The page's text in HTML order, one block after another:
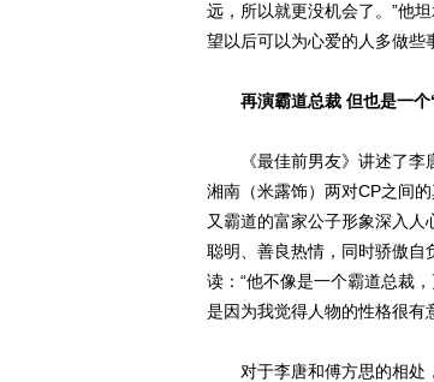
远，所以就更没机会了。”他
望以后可以为心爱的人多做些
再演霸道总裁 但也是一个
《最佳前男友》讲述了李唐
湘南（米露饰）两对CP之间
又霸道的富家公子形象深入人
聪明、善良热情，同时骄傲自
读：“他不像是一个霸道总裁
是因为我觉得人物的性格很有
对于李唐和傅方思的相处，